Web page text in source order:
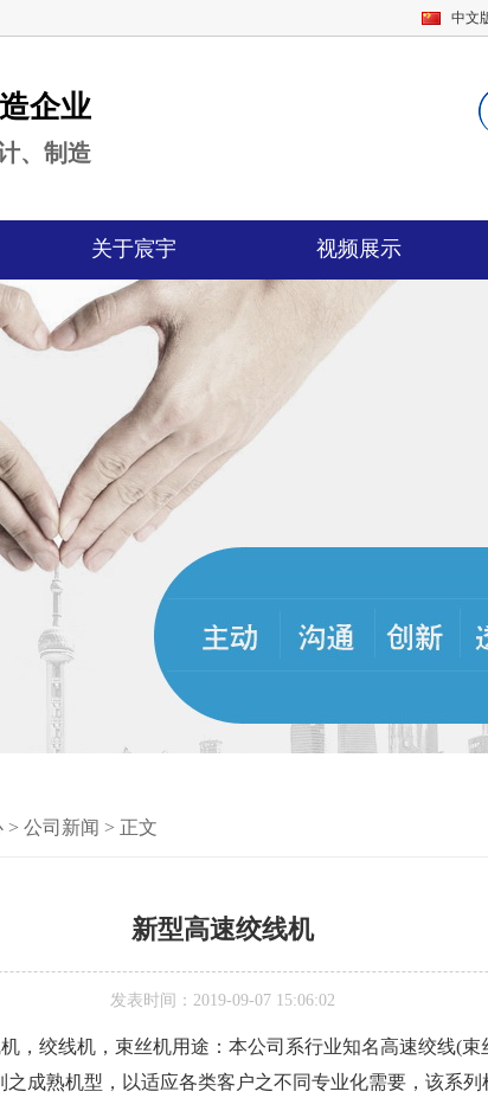
中文
企业
、制造
关于宸宇 视频展示
> 公司新闻 > 正文
新型高速绞线机
发表时间：2019-09-07 15:06:02
，绞线机，束丝机用途：本公司系行业知名高速绞线(
成熟机型，以适应各类客户之不同专业化需要，该系